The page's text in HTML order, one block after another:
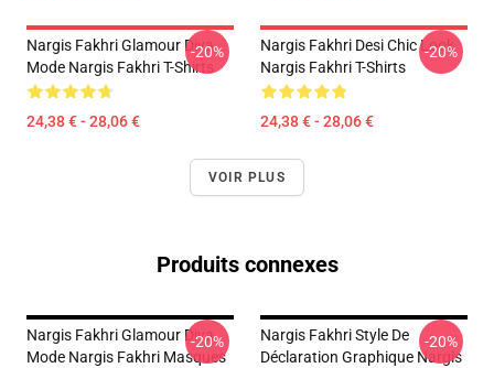
Nargis Fakhri Glamour Diva
Mode Nargis Fakhri T-Shirts
24,38 € - 28,06 €
-20%
Nargis Fakhri Desi Chic Look
Nargis Fakhri T-Shirts
24,38 € - 28,06 €
-20%
VOIR PLUS
Produits connexes
Nargis Fakhri Glamour Diva
Mode Nargis Fakhri Masques
-20%
Nargis Fakhri Style De
Déclaration Graphique Nargis
-20%